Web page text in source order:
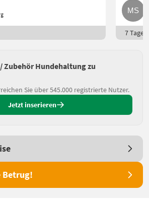
7 Tage
Zubehör Hundehaltung zu
Sie über 545.000 registrierte Nutzer.
Jetzt inserieren
Betrug!